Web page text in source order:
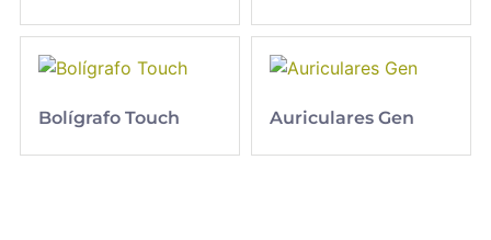
Bolígrafo Touch Auriculares Gen